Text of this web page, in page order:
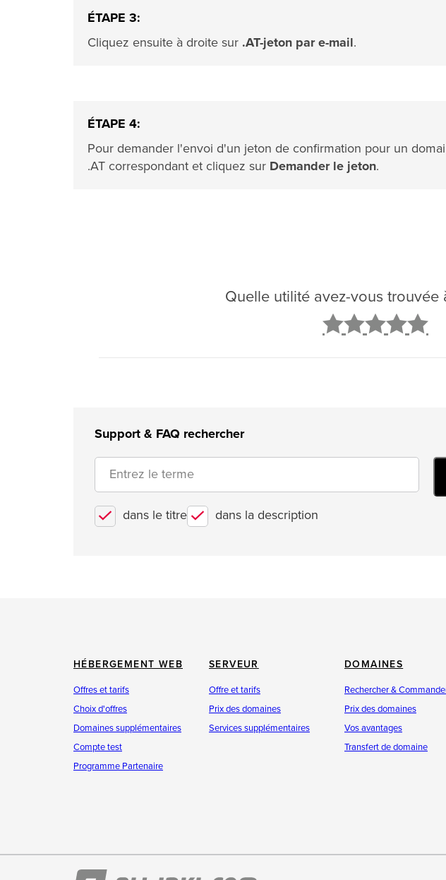
ÉTAPE 3:
Cliquez ensuite à droite sur .AT-jeton par e-mail.
ÉTAPE 4:
Pour demander l'envoi d'un jeton de confirmation pour un
.AT correspondant et cliquez sur Demander le jeton.
Quelle utilité avez-vous trouvée
Support & FAQ rechercher
dans le titre dans la description
HÉBERGEMENT WEB
Offres et tarifs
Choix d'offres
Domaines supplémentaires
Compte test
Programme Partenaire
SERVEUR
Offre et tarifs
Prix des domaines
Services supplémentaires
DOMAINES
Rechercher &
Prix des domaines
Vos avantages
Transfert de domaine